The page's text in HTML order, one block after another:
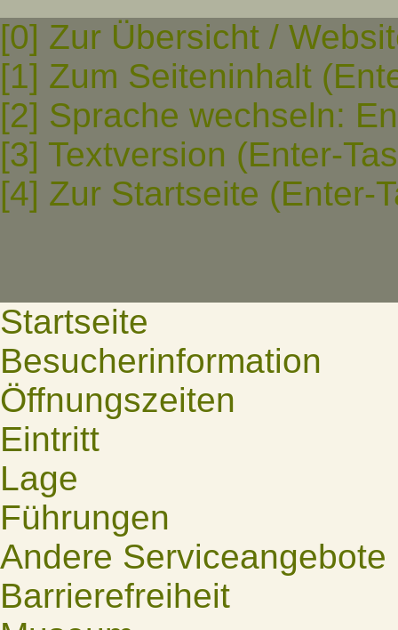
[0] Zur Übersicht /
[1] Zum Seiteninhalt
[2] Sprache wechseln:
[3] Textversion (Enter-
[4] Zur Startseite (Enter-
Startseite
Besucherinformation
Öffnungszeiten
Eintritt
Lage
Führungen
Andere Serviceangebote
Barrierefreiheit